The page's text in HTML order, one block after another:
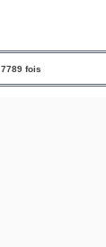
7789 fois